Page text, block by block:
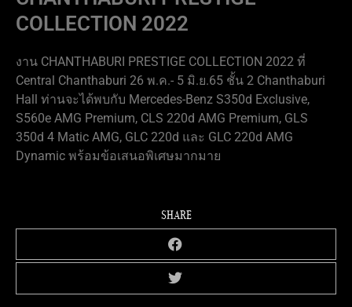
COLLECTION 2022
งาน CHANTHABURI PRESTIGE COLLECTION 2022 ที่
Central Chanthaburi 26 พ.ค.- 5 มิ.ย.65 ชั้น 2 Chanthaburi
Hall ท่านจะได้พบกับ Mercedes-Benz S350d Exclusive,
S560e AMG Premium, CLS 220d AMG Premium, GLS
350d 4 Matic AMG, GLC 220d และ GLC 220d AMG
Dynamic พร้อมข้อเสนอพิเศษมากมาย
SHARE